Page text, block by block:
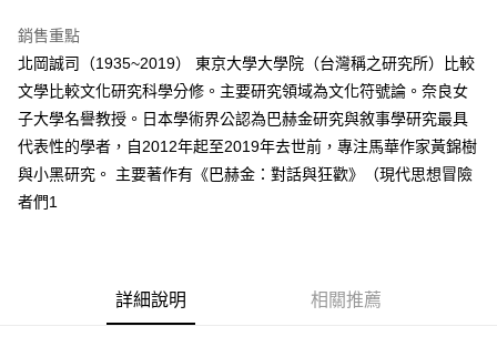
宅配
每筆NT$100，滿NT$499(含以上)免運費
銷售重點
北岡誠司（1935~2019） 東京大學大學院（台灣稱之研究所）比較
文學比較文化研究科學分修。主要研究領域為文化符號論。奈良女
子大學名譽教授。日本學術界公認為巴赫金研究與敘事學研究最具
代表性的學者，自2012年起至2019年去世前，專注馬華作家黃錦樹
與小黑研究。 主要著作有《巴赫金：對話與狂歡》（現代思想冒險
者們1
詳細說明 相關推薦